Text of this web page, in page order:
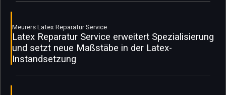
Meurers Latex Reparatur Service
Latex Reparatur Service erweitert Spezialisierung
und setzt neue Maßstäbe in der Latex-
Instandsetzung